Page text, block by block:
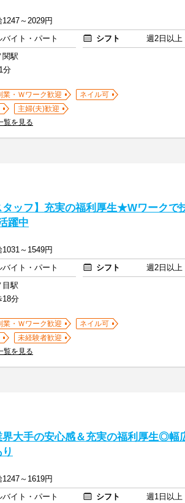
1247～2029円
バイト・パート シフト
週2日以上
関駅
分
業・Ｗワーク歓迎
ネイル可
主婦(夫)歓迎
覧を見る
タッフ】充実の福利厚生★Wワークで
躍中
1031～1549円
バイト・パート シフト
週2日以上
目駅
18分
業・Ｗワーク歓迎
ネイル可
未経験者歓迎
覧を見る
界大手の安心感＆充実の福利厚生◎幅
1247～1619円
バイト・パート シフト
週1日以上